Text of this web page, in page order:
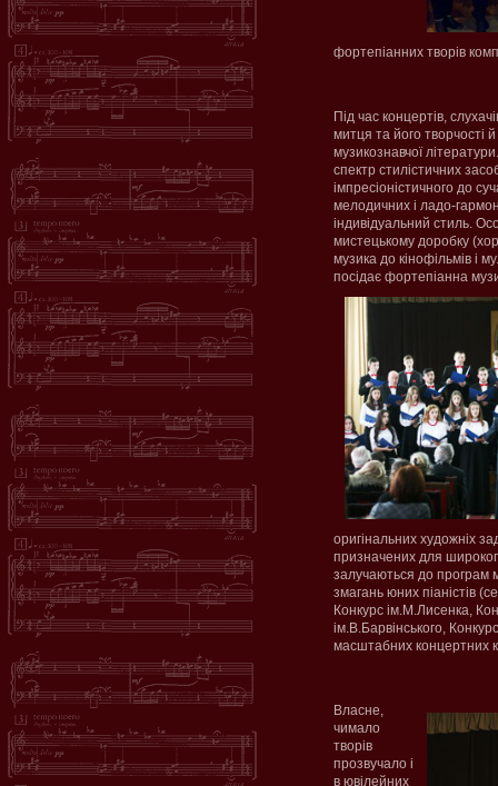
фортепіанних творів
Під час концертів,
митця та його творчості й
музикознавчої
спектр стилістичних
імпресіоністичного до
мелодичних і ладо-
індивідуальний стиль.
мистецькому доробку
музика до кінофільмів і
посідає фортепіанна
оригінальних художніх
призначених для
залучаються до програм
змагань юних піаністів
Конкурс ім.М.Лисенка,
ім.В.Барвінського,
масштабних концертних
Власне,
чимало
творів
прозвучало і
в ювілейних